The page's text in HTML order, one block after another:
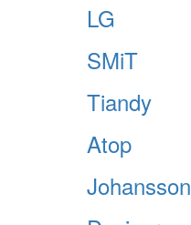
LG
SMiT
Tiandy
Atop
Johansson